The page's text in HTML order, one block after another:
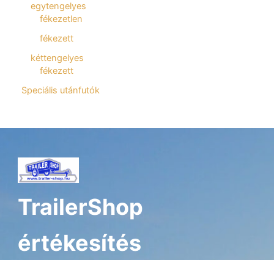
egytengelyes
fékezetlen
fékezett
kéttengelyes
fékezett
Speciális utánfutók
TrailerShop
értékesítés